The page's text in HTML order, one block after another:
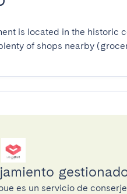
is located in the historic
of shops nearby
es un servicio de